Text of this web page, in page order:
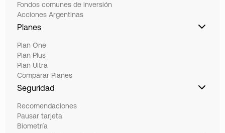
Fondos comunes de inversión
Acciones Argentinas
Planes
Plan One
Plan Plus
Plan Ultra
Comparar Planes
Seguridad
Recomendaciones
Pausar tarjeta
Biometría